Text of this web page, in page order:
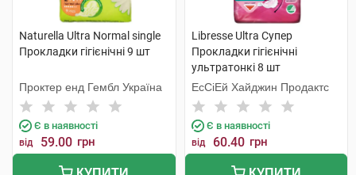
Naturella Ultra Normal single
Прокладки гігієнічні 9 шт
Проктер енд Гембл Україна
Є в наявності
від 59.00 грн
Libresse Ultra Супер
Прокладки гігієнічні
ультратонкі 8 шт
ЕсСіЕй Хайджин Продактс
Є в наявності
від 60.40 грн